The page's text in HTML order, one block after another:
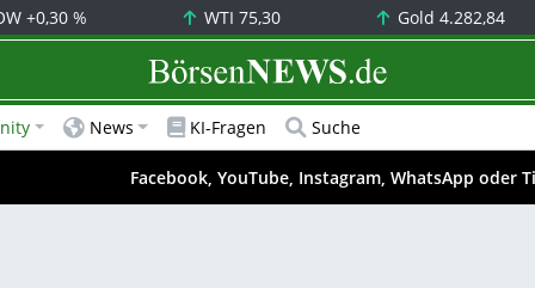
+0,30 % WTI75,30 Gold4.282,84
BörsenNEWS.de
News KI-Fragen Suche
Facebook, YouTube, Instagram, WhatsApp oder